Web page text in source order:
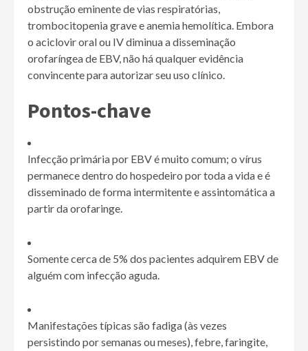
obstrução eminente de vias respiratórias,
trombocitopenia grave e anemia hemolítica. Embora
o aciclovir oral ou IV diminua a disseminação
orofaríngea de EBV, não há qualquer evidência
convincente para autorizar seu uso clínico.
Pontos-chave
Infecção primária por EBV é muito comum; o vírus
permanece dentro do hospedeiro por toda a vida e é
disseminado de forma intermitente e assintomática a
partir da orofaringe.
Somente cerca de 5% dos pacientes adquirem EBV de
alguém com infecção aguda.
Manifestações típicas são fadiga (às vezes
persistindo por semanas ou meses), febre, faringite,